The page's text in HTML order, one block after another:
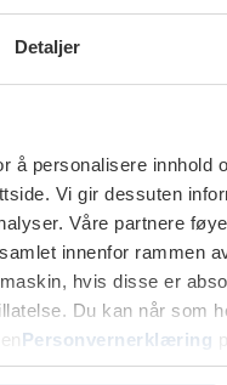
Detaljer
å personalisere innhold
Vi gir dessuten
Våre partnere
innenfor rammen
hvis disse er
Du kan når som
Personvernerklæring